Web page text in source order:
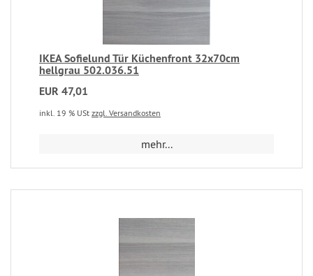
IKEA Sofielund Tür Küchenfront 32x70cm
hellgrau 502.036.51
EUR 47,01
inkl. 19 % USt zzgl. Versandkosten
mehr...